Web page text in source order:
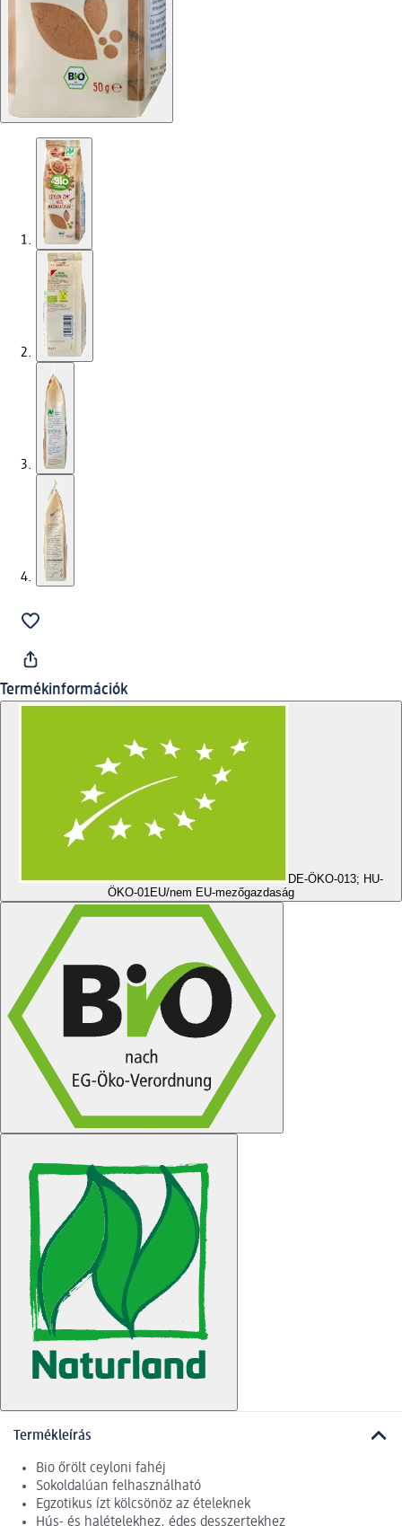
Termékinformációk
DE-ÖKO-013; HU-
ÖKO-01EU/nem EU-mezőgazdaság
Termékleírás
Bio őrölt ceyloni fahéj
Sokoldalúan felhasználható
Egzotikus ízt kölcsönöz az ételeknek
Hús- és halételekhez, édes desszertekhez